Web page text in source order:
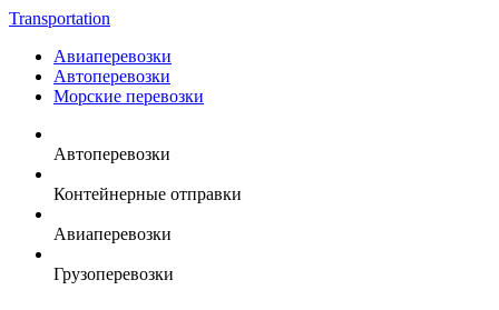
Transportation
Авиаперевозки
Автоперевозки
Морские перевозки
Автоперевозки
Контейнерные отправки
Авиаперевозки
Грузоперевозки